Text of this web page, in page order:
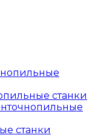
станки
станки